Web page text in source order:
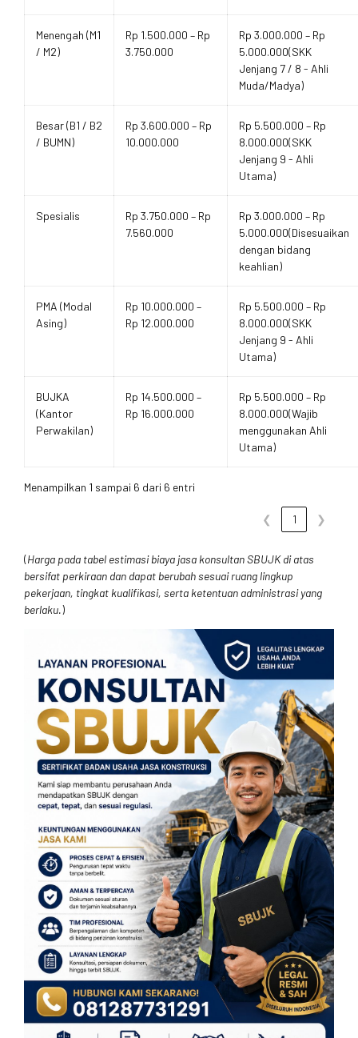
Menengah (M1
/ M2)
Rp 1.500.000 – Rp
3.750.000
Rp 3.000.000 – Rp
5.000.000(SKK
Jenjang 7 / 8 - Ahli
Muda/Madya)
Besar (B1 / B2
/ BUMN)
Rp 3.600.000 – Rp
10.000.000
Rp 5.500.000 – Rp
8.000.000(SKK
Jenjang 9 - Ahli
Utama)
Spesialis
Rp 3.750.000 – Rp
7.560.000
Rp 3.000.000 – Rp
5.000.000(Disesuaikan
dengan bidang
keahlian)
PMA (Modal
Asing)
Rp 10.000.000 –
Rp 12.000.000
Rp 5.500.000 – Rp
8.000.000(SKK
Jenjang 9 - Ahli
Utama)
BUJKA
(Kantor
Perwakilan)
Rp 14.500.000 –
Rp 16.000.000
Rp 5.500.000 – Rp
8.000.000(Wajib
menggunakan Ahli
Utama)
Menampilkan 1 sampai 6 dari 6 entri
❮ 1 ❯
(Harga pada tabel estimasi biaya jasa konsultan SBUJK di atas
bersifat perkiraan dan dapat berubah sesuai ruang lingkup
pekerjaan, tingkat kualifikasi, serta ketentuan administrasi yang
berlaku.)